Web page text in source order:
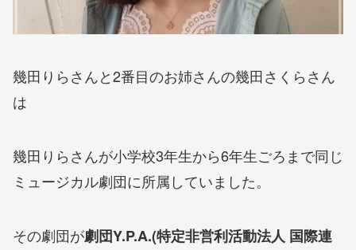
幾田りらさんと2番目のお姉さんの幾田さくらさん
は
幾田りらさんが小学校3年生から6年生ごろまで同じ
ミュージカル劇団に所属していました。
その劇団が劇団Y.P.A.(特定非営利活動法人 国際連